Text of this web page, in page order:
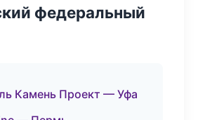
федеральный
Камень Проект — Уфа